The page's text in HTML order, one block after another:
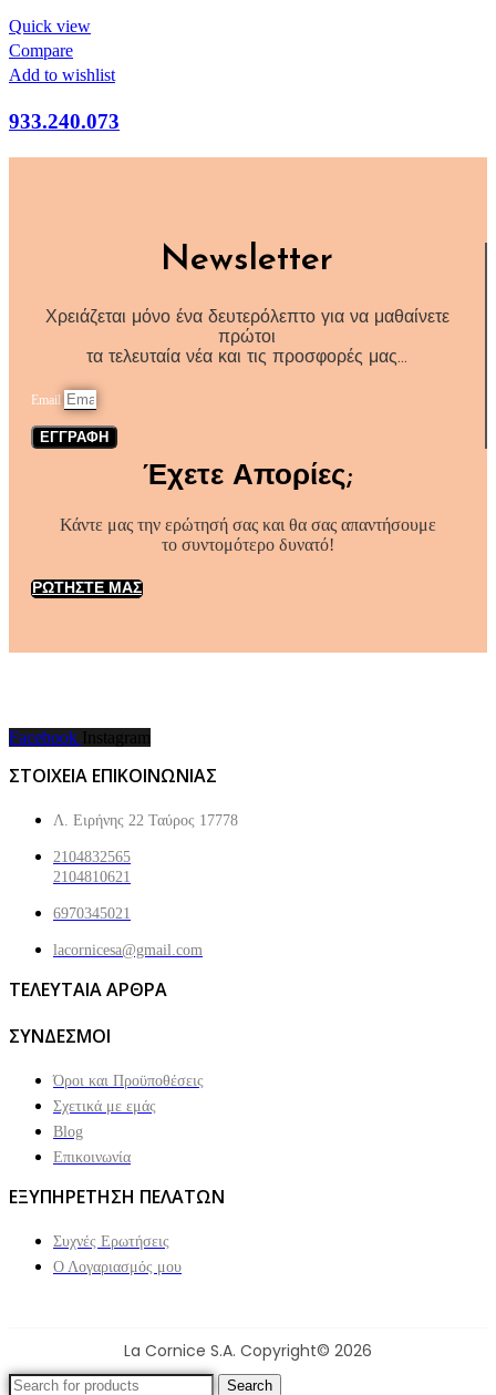
Quick view
Compare
Add to wishlist
933.240.073
Newsletter
Χρειάζεται μόνο ένα δευτερόλεπτο για να μαθαίνετε
πρώτοι
τα τελευταία νέα και τις προσφορές μας…
Email
ΕΓΓΡΑΦΗ
Έχετε Απορίες;
Κάντε μας την ερώτησή σας και θα σας απαντήσουμε
το συντομότερο δυνατό!
ΡΩΤΗΣΤΕ ΜΑΣ
Facebook Instagram
ΣΤΟΙΧΕΙΑ ΕΠΙΚΟΙΝΩΝΙΑΣ
Λ. Ειρήνης 22 Ταύρος 17778
2104832565
2104810621
6970345021
lacornicesa@gmail.com
ΤΕΛΕΥΤΑΙΑ ΑΡΘΡΑ
ΣΥΝΔΕΣΜΟΙ
Όροι και Προϋποθέσεις
Σχετικά με εμάς
Blog
Επικοινωνία
ΕΞΥΠΗΡΕΤΗΣΗ ΠΕΛΑΤΩΝ
Συχνές Ερωτήσεις
Ο Λογαριασμός μου
La Cornice S.A. Copyright© 2026
Search